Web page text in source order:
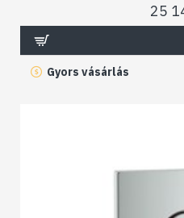
25
Gyors vásárlás